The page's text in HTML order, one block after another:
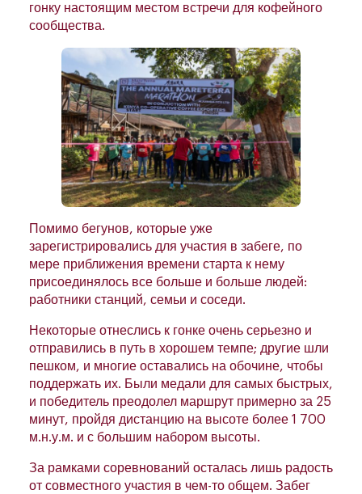
гонку настоящим местом встречи для кофейного
сообщества.
Помимо бегунов, которые уже
зарегистрировались для участия в забеге, по
мере приближения времени старта к нему
присоединялось все больше и больше людей:
работники станций, семьи и соседи.
Некоторые отнеслись к гонке очень серьезно и
отправились в путь в хорошем темпе; другие шли
пешком, и многие оставались на обочине, чтобы
поддержать их. Были медали для самых быстрых,
и победитель преодолел маршрут примерно за 25
минут, пройдя дистанцию на высоте более 1 700
м.н.у.м. и с большим набором высоты.
За рамками соревнований осталась лишь радость
от совместного участия в чем-то общем. Забег